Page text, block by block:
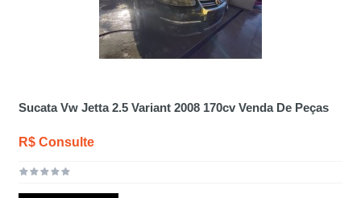
Sucata Vw Jetta 2.5 Variant 2008 170cv Venda De Peças
R$ Consulte